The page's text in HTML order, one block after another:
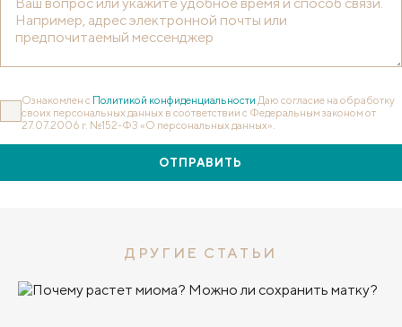
Ознакомлен с Политикой конфиденциальности Даю согласие на обработку
своих персональных данных в соответствии с Федеральным законом от
27.07.2006 г. №152-ФЗ «О персональных данных».
ОТПРАВИТЬ
ДРУГИЕ СТАТЬИ